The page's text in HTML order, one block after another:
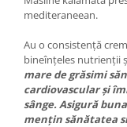
mediteraneean.
Au o consistență
bineînțeles nutrienții
mare de grăsimi
cardiovascular și
sânge. Asigură
mențin sănătatea